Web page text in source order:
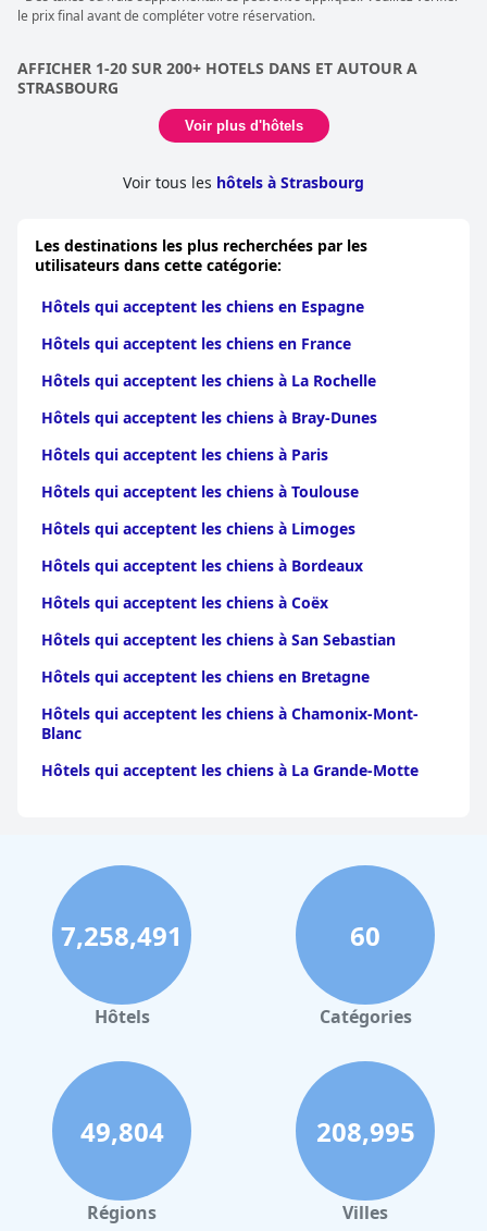
pour les animaux de compagnie. Cependant, certains clients
rend un peu exiguë lorsqu'on séjourne avec un chien. L'hôtel
s'assure que les chiens sont véritablement les bienvenus,
contribuant positivement à l'expérience globale.
Y a-t-il un supplément à payer ? Oui,€ 6 par nuit
le prix final avant de compléter votre réservation.
AFFICHER 1-20 SUR 200+ HOTELS DANS ET AUTOUR A
STRASBOURG
Voir plus d'hôtels
Voir tous les hôtels à Strasbourg
Les destinations les plus recherchées par les
utilisateurs dans cette catégorie:
Hôtels qui acceptent les chiens en Espagne
Hôtels qui acceptent les chiens en France
Hôtels qui acceptent les chiens à La Rochelle
Hôtels qui acceptent les chiens à Bray-Dunes
Hôtels qui acceptent les chiens à Paris
Hôtels qui acceptent les chiens à Toulouse
Hôtels qui acceptent les chiens à Limoges
Hôtels qui acceptent les chiens à Bordeaux
Hôtels qui acceptent les chiens à Coëx
Hôtels qui acceptent les chiens à San Sebastian
Hôtels qui acceptent les chiens en Bretagne
Hôtels qui acceptent les chiens à Chamonix-Mont-
Blanc
Hôtels qui acceptent les chiens à La Grande-Motte
Hôtels qui acceptent les chiens à Lyon
Hôtels qui acceptent les chiens à Dieppe
Hôtels qui acceptent les chiens à Troyes
Hôtels qui acceptent les chiens en Basse-Normandie
Hôtels qui acceptent les chiens en Haute-Normandie
Hôtels qui acceptent les chiens à Brest
Hôtels qui acceptent les chiens à Menton
Hôtels qui acceptent les chiens à Niort
7,258,491
Hôtels
60
Catégories
49,804
Régions
208,995
Villes